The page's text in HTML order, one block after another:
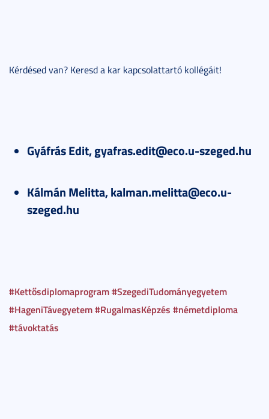
Kérdésed van? Keresd a kar kapcsolattartó kollégáit!
Gyáfrás Edit, gyafras.edit@eco.u-szeged.hu
Kálmán Melitta, kalman.melitta@eco.u-
szeged.hu
#Kettősdiplomaprogram#SzegediTudományegyetem
#HageniTávegyetem#RugalmasKépzés #németdiploma
#távoktatás